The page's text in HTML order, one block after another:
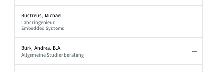
Buckreus, Michael
Laboringenieur
Embedded Systems
Bürk, Andrea, B.A.
Allgemeine Studienberatung